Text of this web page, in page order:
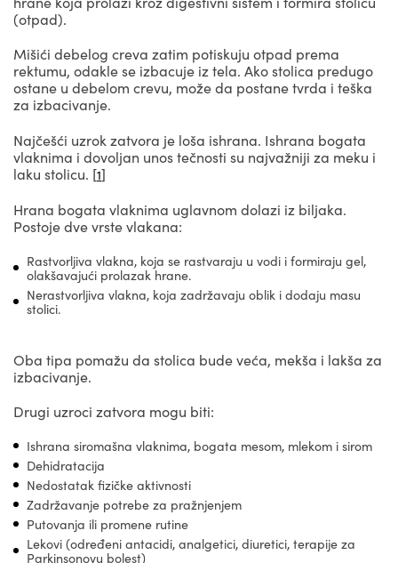
(otpad).
Mišići debelog creva zatim potiskuju otpad prema
rektumu, odakle se izbacuje iz tela. Ako stolica predugo
ostane u debelom crevu, može da postane tvrda i teška
za izbacivanje.
Najčešći uzrok zatvora je loša ishrana. Ishrana bogata
vlaknima i dovoljan unos tečnosti su najvažniji za meku i
laku stolicu. [1]
Hrana bogata vlaknima uglavnom dolazi iz biljaka.
Postoje dve vrste vlakana:
Rastvorljiva vlakna, koja se rastvaraju u vodi i formiraju gel,
olakšavajući prolazak hrane.
Nerastvorljiva vlakna, koja zadržavaju oblik i dodaju masu
stolici.
Oba tipa pomažu da stolica bude veća, mekša i lakša za
izbacivanje.
Drugi uzroci zatvora mogu biti:
Ishrana siromašna vlaknima, bogata mesom, mlekom i sirom
Dehidratacija
Nedostatak fizičke aktivnosti
Zadržavanje potrebe za pražnjenjem
Putovanja ili promene rutine
Lekovi (određeni antacidi, analgetici, diuretici, terapije za
Parkinsonovu bolest)